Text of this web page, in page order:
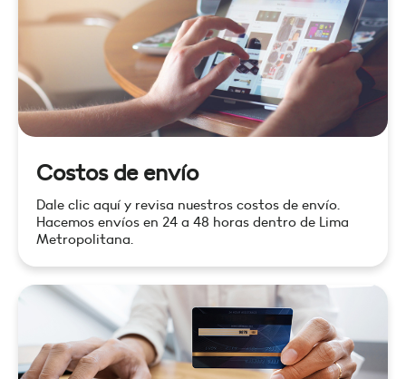
Costos de envío
Dale clic aquí y revisa nuestros costos de envío.
Hacemos envíos en 24 a 48 horas dentro de Lima
Metropolitana.